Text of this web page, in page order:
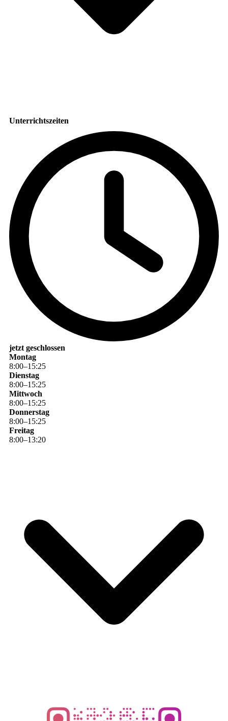
Unterrichtszeiten
jetzt geschlossen
Montag
8:00–15:25
Dienstag
8:00–15:25
Mittwoch
8:00–15:25
Donnerstag
8:00–15:25
Freitag
8:00–13:20